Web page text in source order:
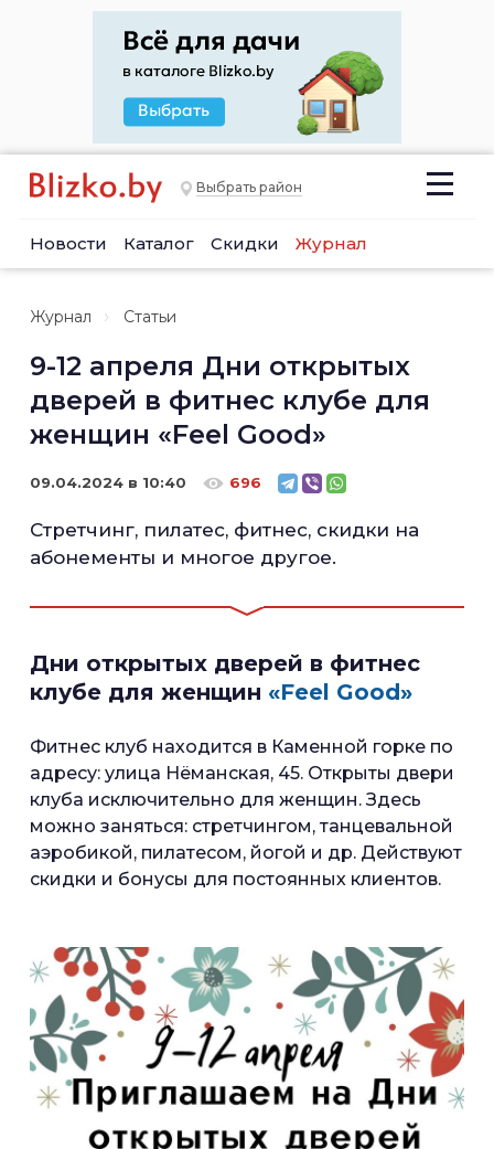
Выбрать район
Новости Каталог Скидки Журнал
Журнал Статьи
9-12 апреля Дни открытых
дверей в фитнес клубе для
женщин «Feel Good»
09.04.2024 в 10:40 696
Стретчинг, пилатес, фитнес, скидки на
абонементы и многое другое.
Дни открытых дверей в фитнес
клубе для женщин «Feel Good»
Фитнес клуб находится в Каменной горке по
адресу: улица Нёманская, 45. Открыты двери
клуба исключительно для женщин. Здесь
можно заняться: стретчингом, танцевальной
аэробикой, пилатесом, йогой и др. Действуют
скидки и бонусы для постоянных клиентов.